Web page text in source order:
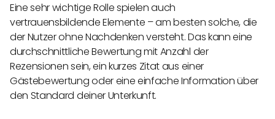
Eine sehr wichtige Rolle spielen auch
vertrauensbildende Elemente – am besten solche, die
der Nutzer ohne Nachdenken versteht. Das kann eine
durchschnittliche Bewertung mit Anzahl der
Rezensionen sein, ein kurzes Zitat aus einer
Gästebewertung oder eine einfache Information über
den Standard deiner Unterkunft.